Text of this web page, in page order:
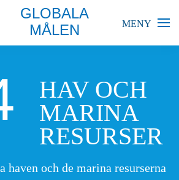
GLOBALA
MÅLEN
MENY
HAV OCH
MARINA
RESURSER
haven och de marina resurserna